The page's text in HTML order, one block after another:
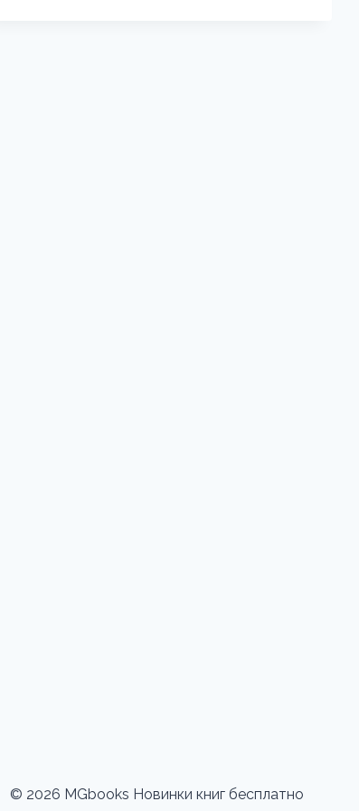
© 2026 MGbooks Новинки книг бесплатно